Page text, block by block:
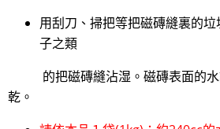
用刮刀、掃把等把磁磚縫裏的
子之類
的把磁磚縫沾湿。磁磚表面的水
乾。